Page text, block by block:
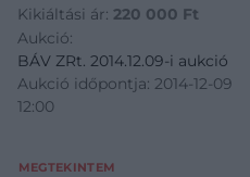
Kikiáltási ár: 220 000 Ft
Aukció:
BÁV ZRt. 2014.12.09-i aukció
Aukció időpontja: 2014-12-09
12:00
MEGTEKINTEM